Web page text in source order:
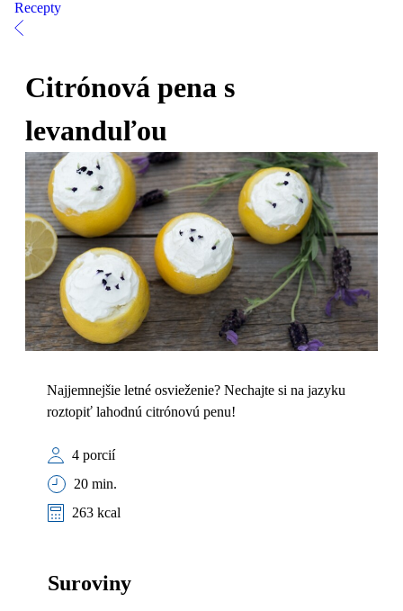
Recepty
Citrónová pena s
levanduľou
Najjemnejšie letné osvieženie? Nechajte si na jazyku
roztopiť lahodnú citrónovú penu!
4 porcií
20 min.
263 kcal
Suroviny